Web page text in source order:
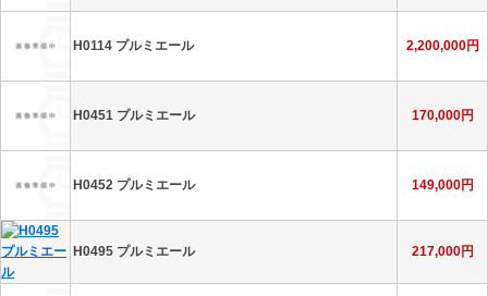
H5582 J12 アンタイトル
240,000円
H0114 プルミエール 2,200,000円
H0451 プルミエール 170,000円
H0452 プルミエール 149,000円
H0495 プルミエール 217,000円